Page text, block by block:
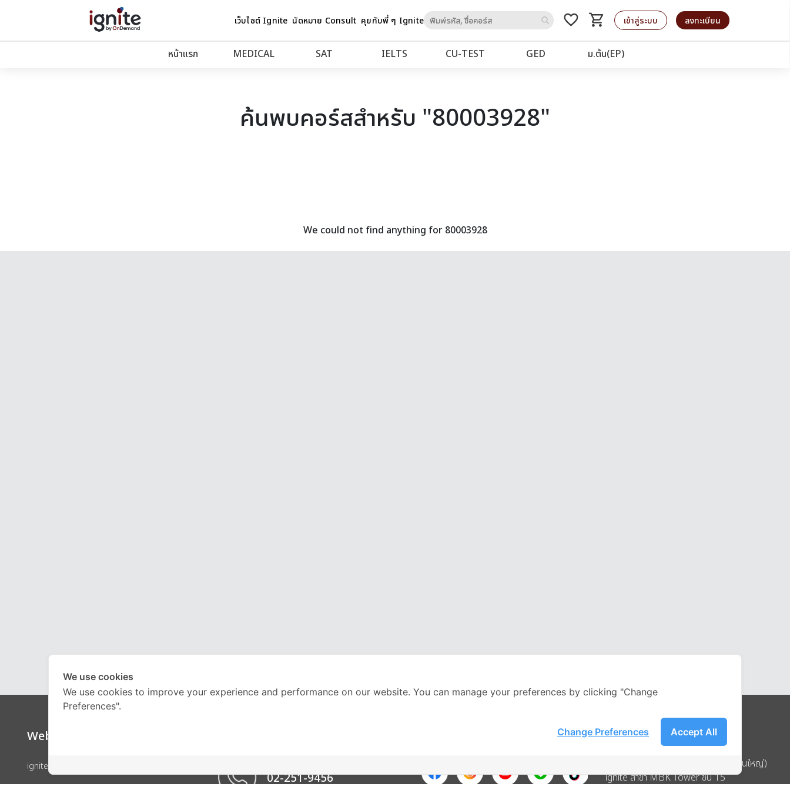
เว็บไซต์ Ignite นัดหมาย Consult คุยกับพี่ ๆ Igniteto
favorite_border shopping_cart
รถเข็น เข้าสู่ระบบ ลงทะเบียน
หน้าแรก MEDICAL SAT IELTS CU‑TEST GED ม.ต้น(EP)
ค้นพบคอร์สสำหรับ "80003928"
We could not find anything for 80003928
Website
ignite by OnDemand
02-251-9456
Address
บริษัท อิกไนท์ เอ สตาร์ จำกัด (สำนักงานใหญ่)
ignite สาขา MBK Tower ชั้น 15
We use cookies
We use cookies to improve your experience and performance on our website. You can manage your preferences by clicking "Change
Preferences".
Accept All
Change Preferences